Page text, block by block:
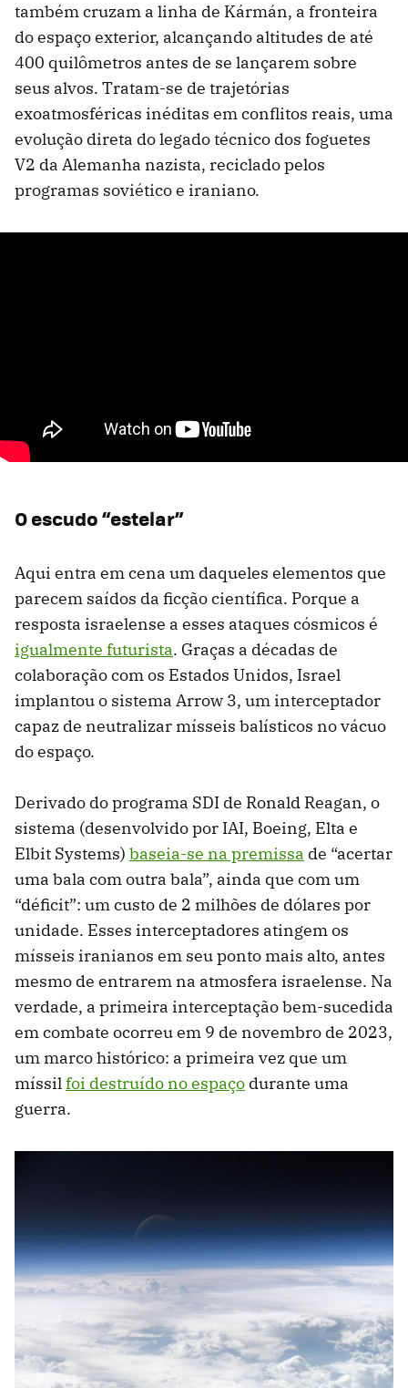
também cruzam a linha de Kármán, a fronteira
do espaço exterior, alcançando altitudes de até
400 quilômetros antes de se lançarem sobre
seus alvos. Tratam-se de trajetórias
exoatmosféricas inéditas em conflitos reais, uma
evolução direta do legado técnico dos foguetes
V2 da Alemanha nazista, reciclado pelos
programas soviético e iraniano.
O escudo “estelar”
Aqui entra em cena um daqueles elementos que
parecem saídos da ficção científica. Porque a
resposta israelense a esses ataques cósmicos é
igualmente futurista. Graças a décadas de
colaboração com os Estados Unidos, Israel
implantou o sistema Arrow 3, um interceptador
capaz de neutralizar mísseis balísticos no vácuo
do espaço.
Derivado do programa SDI de Ronald Reagan, o
sistema (desenvolvido por IAI, Boeing, Elta e
Elbit Systems) baseia-se na premissa de “acertar
uma bala com outra bala”, ainda que com um
“déficit”: um custo de 2 milhões de dólares por
unidade. Esses interceptadores atingem os
mísseis iranianos em seu ponto mais alto, antes
mesmo de entrarem na atmosfera israelense. Na
verdade, a primeira interceptação bem-sucedida
em combate ocorreu em 9 de novembro de 2023,
um marco histórico: a primeira vez que um
míssilfoi destruído no espaço durante uma
guerra.